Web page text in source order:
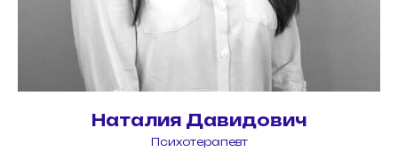
Наталия Давидович
Психотерапевт